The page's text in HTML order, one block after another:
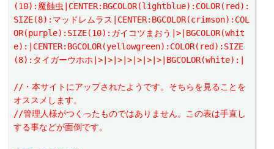
(10):魔蝕虫|CENTER:BGCOLOR(lightblue):COLOR(red):
SIZE(8):マッドレムラス|CENTER:BGCOLOR(crimson):COL
OR(purple):SIZE(10):ガイコツまおう|>|BGCOLOR(whit
e):|CENTER:BGCOLOR(yellowgreen):COLOR(red):SIZE
(8):タイガーウホホ|>|>|>|>|>|>|>|BGCOLOR(white):|
//・本サイトにアップされたようです。そちらを見ることを
オススメします。
//管理人様がつくったものではありません。この表は手直し
する事などが面倒です。